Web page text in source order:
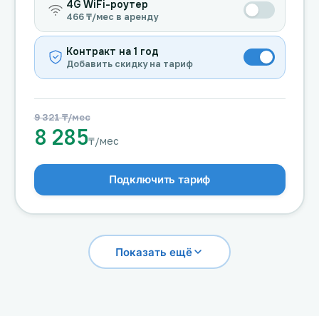
4G WiFi-роутер
466 ₸/мес в аренду
Контракт на 1 год
Добавить скидку на тариф
9 321 ₸/мес
8 285₸/мес
Подключить тариф
Показать ещё